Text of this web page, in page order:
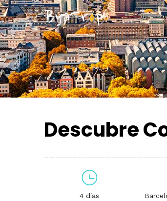
Descubre
4 días